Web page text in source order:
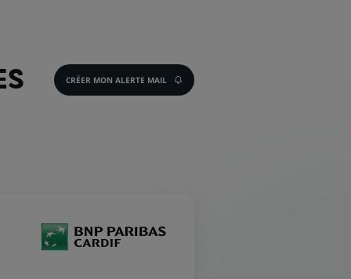
CRÉER MON ALERTE MAIL